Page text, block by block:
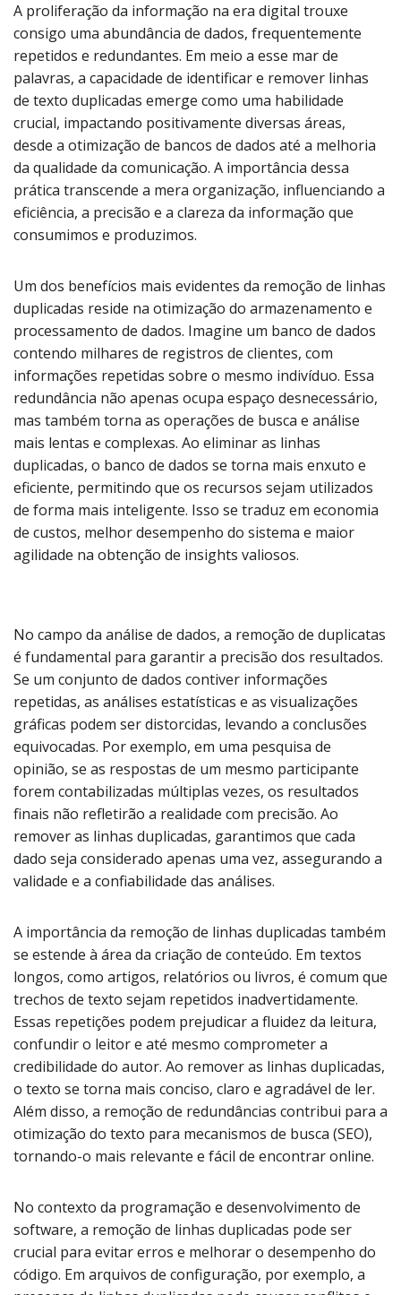
A proliferação da informação na era digital trouxe
consigo uma abundância de dados, frequentemente
repetidos e redundantes. Em meio a esse mar de
palavras, a capacidade de identificar e remover linhas
de texto duplicadas emerge como uma habilidade
crucial, impactando positivamente diversas áreas,
desde a otimização de bancos de dados até a melhoria
da qualidade da comunicação. A importância dessa
prática transcende a mera organização, influenciando a
eficiência, a precisão e a clareza da informação que
consumimos e produzimos.
Um dos benefícios mais evidentes da remoção de linhas
duplicadas reside na otimização do armazenamento e
processamento de dados. Imagine um banco de dados
contendo milhares de registros de clientes, com
informações repetidas sobre o mesmo indivíduo. Essa
redundância não apenas ocupa espaço desnecessário,
mas também torna as operações de busca e análise
mais lentas e complexas. Ao eliminar as linhas
duplicadas, o banco de dados se torna mais enxuto e
eficiente, permitindo que os recursos sejam utilizados
de forma mais inteligente. Isso se traduz em economia
de custos, melhor desempenho do sistema e maior
agilidade na obtenção de insights valiosos.
No campo da análise de dados, a remoção de duplicatas
é fundamental para garantir a precisão dos resultados.
Se um conjunto de dados contiver informações
repetidas, as análises estatísticas e as visualizações
gráficas podem ser distorcidas, levando a conclusões
equivocadas. Por exemplo, em uma pesquisa de
opinião, se as respostas de um mesmo participante
forem contabilizadas múltiplas vezes, os resultados
finais não refletirão a realidade com precisão. Ao
remover as linhas duplicadas, garantimos que cada
dado seja considerado apenas uma vez, assegurando a
validade e a confiabilidade das análises.
A importância da remoção de linhas duplicadas também
se estende à área da criação de conteúdo. Em textos
longos, como artigos, relatórios ou livros, é comum que
trechos de texto sejam repetidos inadvertidamente.
Essas repetições podem prejudicar a fluidez da leitura,
confundir o leitor e até mesmo comprometer a
credibilidade do autor. Ao remover as linhas duplicadas,
o texto se torna mais conciso, claro e agradável de ler.
Além disso, a remoção de redundâncias contribui para a
otimização do texto para mecanismos de busca (SEO),
tornando-o mais relevante e fácil de encontrar online.
No contexto da programação e desenvolvimento de
software, a remoção de linhas duplicadas pode ser
crucial para evitar erros e melhorar o desempenho do
código. Em arquivos de configuração, por exemplo, a